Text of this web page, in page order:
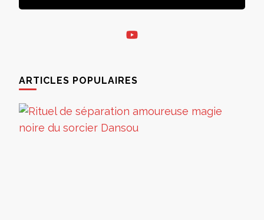
ARTICLES POPULAIRES